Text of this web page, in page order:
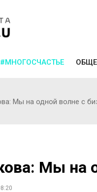
Мы на одной волне с
Мы на